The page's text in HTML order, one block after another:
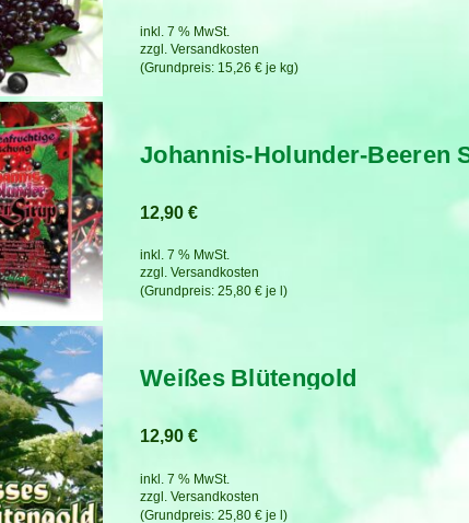
15,26 € je kg
inkl. 7 % MwSt.
zzgl. Versandkosten
Johannis-Holunder-Beeren
12,90 €
25,80 € je
inkl. 7 % MwSt.
zzgl. Versandkosten
Weißes Blütengold
12,90 €
25,80 € je l
inkl. 7 % MwSt.
zzgl. Versandkosten